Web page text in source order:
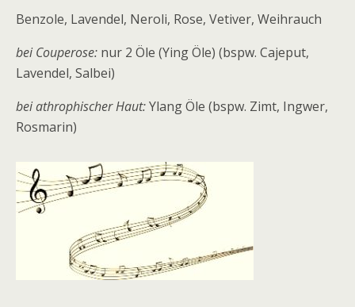
Benzole, Lavendel, Neroli, Rose, Vetiver, Weihrauch
bei Couperose: nur 2 Öle (Ying Öle) (bspw. Cajeput,
Lavendel, Salbei)
bei athrophischer Haut:Ylang Öle (bspw. Zimt, Ingwer,
Rosmarin)